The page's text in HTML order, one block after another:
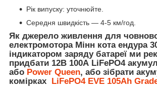
Рік випуску: уточнюйте.
Середня швидкість — 4-5 км/год.
Як джерело живлення для
електромотора Мінн кота ендура
індикатором заряду батареї ми
придбати 12В 100А LiFePO4
або Power Queen, або зібрати
комірках LiFePO4 EVE 105Ah